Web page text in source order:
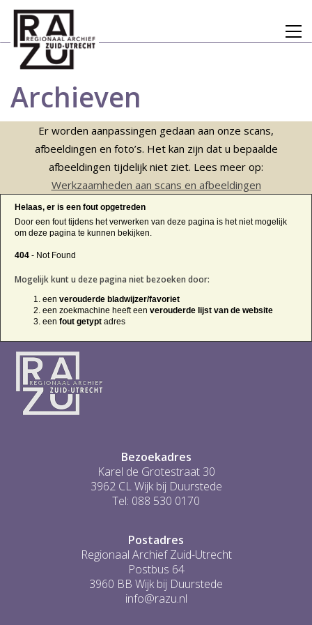
Archieven
Er worden aanpassingen gedaan aan onze scans,
afbeeldingen en foto’s. Het kan zijn dat u bepaalde
afbeeldingen tijdelijk niet ziet. Lees meer op:
Werkzaamheden aan scans en afbeeldingen
Helaas, er is een fout opgetreden
Door een fout tijdens het verwerken van deze pagina is het niet mogelijk
om deze pagina te kunnen bekijken.
404 - Not Found
Mogelijk kunt u deze pagina niet bezoeken door:
een verouderde bladwijzer/favoriet
een zoekmachine heeft een verouderde lijst van de website
een fout getypt adres
Bezoekadres
Karel de Grotestraat 30
3962 CL Wijk bij Duurstede
Tel: 088 530 0170
Postadres
Regionaal Archief Zuid-Utrecht
Postbus 64
3960 BB Wijk bij Duurstede
info@razu.nl